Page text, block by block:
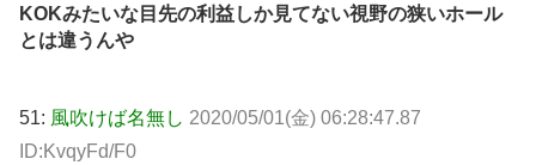
KOKみたいな目先の利益しか見てない視野の狭いホール
とは違うんや
51: 風吹けば名無し 2020/05/01(金) 06:28:47.87
ID:KvqyFd/F0